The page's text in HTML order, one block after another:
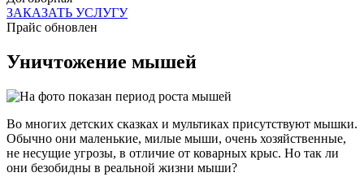
ЗАКАЗАТЬ УСЛУГУ
Прайс обновлен
Уничтожение мышей
Во многих детских сказках и мультиках присутствуют мышки.
Обычно они маленькие, милые мыши, очень хозяйственные,
не несущие угрозы, в отличие от коварных крыс. Но так ли
они безобидны в реальной жизни мыши?